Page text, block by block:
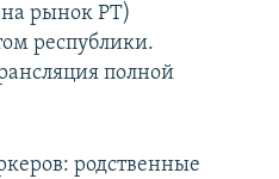
рынок РТ)
республики.
полной
родственные